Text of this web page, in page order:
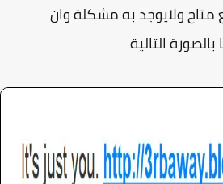
ولايوجد به مشكلة وان
التالية